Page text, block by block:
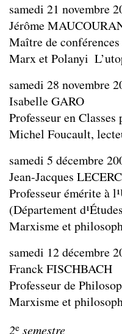
samedi 21 novembre
Jérôme
Maître de
Marx et Polanyi
samedi 28 novembre
Isabelle GARO
Professeur en
Michel Foucault,
samedi 5 décembre
Jean-Jacques
Professeur émérite à
(Département
Marxisme et
samedi 12 décembre
Franck FISCHBACH
Professeur de
Marxisme et
2e semestre